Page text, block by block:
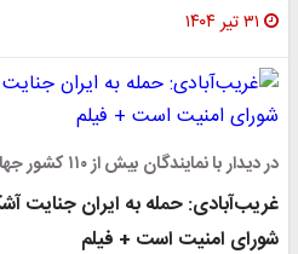
۳۱ تیر ۱۴۰۴
در دیدار با نمایندگان بیش از ۱۱۰ کشور جهان در سازمان ملل؛
غریب‌آبادی: حمله به ایران جنایت
شورای امنیت است + فیلم